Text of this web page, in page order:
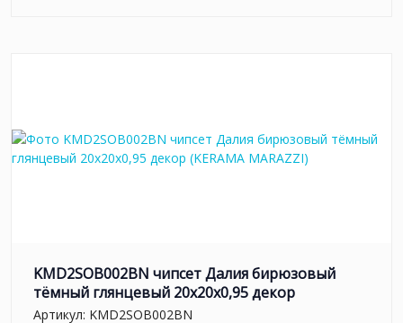
KMD2SOB002BN чипсет Далия бирюзовый
тёмный глянцевый 20x20x0,95 декор
Артикул: KMD2SOB002BN